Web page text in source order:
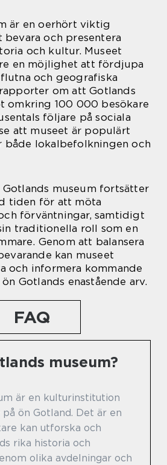
är en oerhört viktig
och presentera
och kultur. Museet
en möjlighet att fördjupa
och geografiska
om att Gotlands
omkring 100 000 besökare
följare på sociala
att museet är populärt
lokalbefolkningen och
museum fortsätter
tiden för att möta
förväntningar, samtidigt
traditionella roll som en
Genom att balansera
kan museet
och informera kommande
Gotlands enastående arv.
FAQ
museum?
är en kulturinstitution
ön Gotland. Det är en
kan utforska och
rika historia och
olika avdelningar och